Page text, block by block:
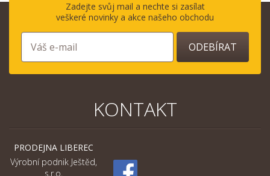
Zadejte svůj mail a nechte si zasílat
veškeré novinky a akce našeho obchodu
ODEBÍRAT
KONTAKT
PRODEJNA LIBEREC
Výrobní podnik Ještěd,
s.r.o.